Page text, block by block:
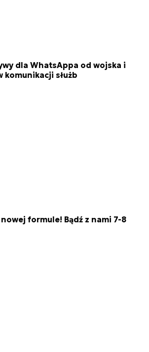
dla WhatsAppa od wojska i
komunikacji służb
nowej formule! Bądź z nami 7-8